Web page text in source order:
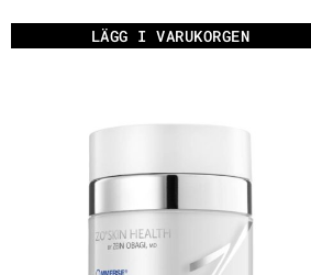
LÄGG I VARUKORGEN